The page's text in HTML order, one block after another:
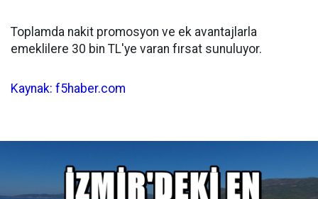
Toplamda nakit promosyon ve ek avantajlarla
emeklilere 30 bin TL'ye varan fırsat sunuluyor.
Kaynak: f5haber.com